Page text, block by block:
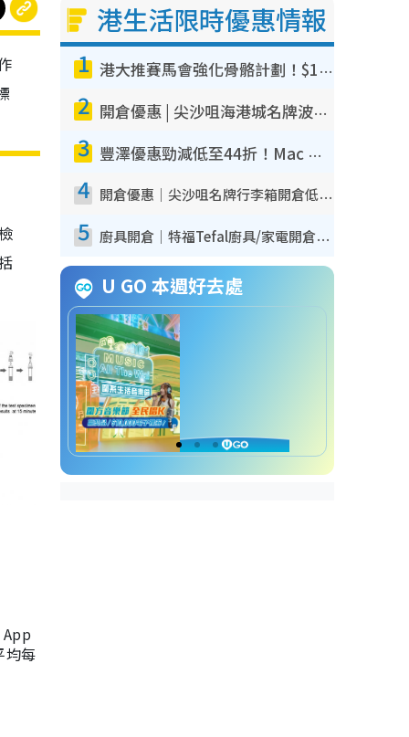
均每
港生活限時優惠情報
1 港大推賽馬會強化骨骼計劃！$100骨質密度X光檢查 完成免費運動訓練送超市禮券！附參加資格
2 開倉優惠 | 尖沙咀海港城名牌波鞋開倉低至1折！On鞋$899起／Joy&Peace鞋履$98起
3 豐澤優惠勁減低至44折！Mac mini/iPhone17Pro大減價！廚房家電$220起
4 開倉優惠｜尖沙咀名牌行李箱開倉低至4折！一連5日 American Tourister/ace./Hallmark $200起！
5 廚具開倉｜特福Tefal廚具/家電開倉低至3折！$220起買平底鍋/炒鑊/湯煲！電飯煲/吸塵機/燙斗$418起
U GO 本週好去處